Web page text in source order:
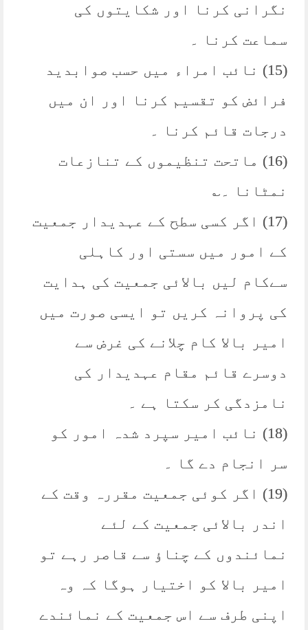
نگرانی کرنا اور شکایتوں کی
سماعت کرنا ۔
(15) نائب امراء میں حسب صوابدید
فرائض کو تقسیم کرنا اور ان میں
درجات قائم کرنا ۔
(16) ماتحت تنظیموں کے تنازعات
نمٹانا ۔؎
(17) اگر کسی سطح کے عہدیدار جمعیت
کے امور میں سستی اور کاہلی
سےکام لیں بالائی جمعیت کی ہدایت
کی پروانہ کریں تو ایسی صورت میں
امیر بالا کام چلانے کی غرض سے
دوسرے قائم مقام عہدیدار کی
نامزدگی کر سکتا ہے ۔
(18) نائب امیر سپرد شدہ امور کو
سر انجام دے گا ۔
(19) اگر کوئی جمعیت مقررہ وقت کے
اندر بالائی جمعیت کے لئے
نمائندوں کے چناؤ سے قاصر رہے تو
امیر بالا کو اختیار ہوگا کہ وہ
اپنی طرف سے اس جمعیت کے نمائندے